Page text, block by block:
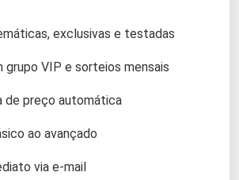
exclusivas e testadas
grupo VIP e sorteios mensais
de preço automática
ao avançado
via e-mail